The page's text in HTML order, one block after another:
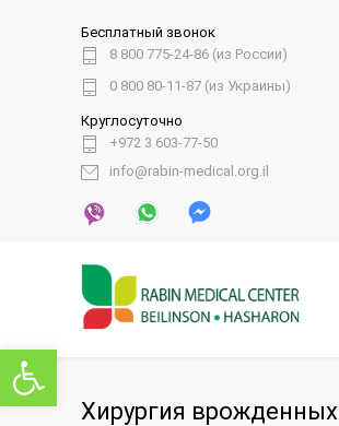
Открыть панель инструментов
Бесплатный звонок
8 800 775-24-86 (из России)
0 800 80-11-87 (из Украины)
Круглосуточно
+972 3 603-77-50
info@rabin-medical.org.il
Хирургия врожденных